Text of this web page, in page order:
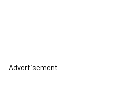
- Advertisement -